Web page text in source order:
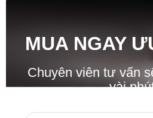
MUA NGAY
Chuyên viên tư vấn
vài